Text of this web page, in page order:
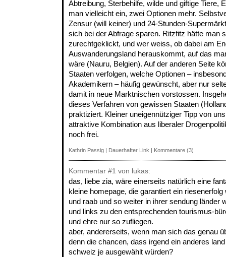
Abtreibung, Sterbehilfe, wilde und giftige Tiere,
man vielleicht ein, zwei Optionen mehr.
Zensur (will keiner) und 24-Stunden-
sich bei der Abfrage sparen. Ritzfitz hätte man
zurechtgeklickt, und wer weiss, ob dabei am
Auswanderungsland herauskommt, auf das
wäre (Nauru, Belgien). Auf der anderen Seite
Staaten verfolgen, welche Optionen –
Akademikern – häufig gewünscht, aber nur
damit in neue Marktnischen vorstossen.
dieses Verfahren von gewissen Staaten
praktiziert. Kleiner uneigennütziger Tipp von
attraktive Kombination aus liberaler
noch frei.
Kathrin Passig | Dauerhafter Link | Kommentare (3)
Kommentar #1 von lukas:
das, liebe zia, wäre einerseits natürlich eine
kleine homepage, die garantiert ein
und raab und so weiter in ihrer sendung länder
und links zu den entsprechenden tourismus-
und ehre nur so zufliegen.
aber, andererseits, wenn man sich das genau
denn die chancen, dass irgend ein anderes
schweiz je ausgewählt würden?